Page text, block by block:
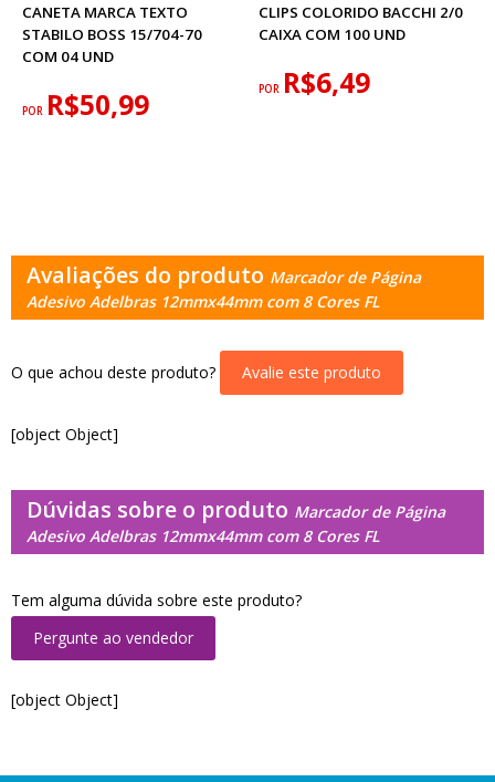
CANETA MARCA TEXTO
STABILO BOSS 15/704-70
COM 04 UND
POR R$50,99
CLIPS COLORIDO BACCHI 2/0
CAIXA COM 100 UND
POR R$6,49
Avaliações do produto Marcador de Página
Adesivo Adelbras 12mmx44mm com 8 Cores FL
O que achou deste produto? Avalie este produto
[object Object]
Dúvidas sobre o produto Marcador de Página
Adesivo Adelbras 12mmx44mm com 8 Cores FL
Tem alguma dúvida sobre este produto?
Pergunte ao vendedor
[object Object]